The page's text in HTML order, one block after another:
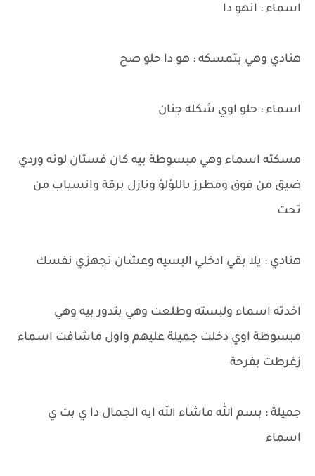
اسماء : انهو دا
هنادي وهي بتمسكه : هو دا حلو صح
اسماء : حلو اوي شكله جنان
مسكته اسماء وهي مبسوطة بيه كان فستان لونه وردي
ضيق من فوق ومطرز باللؤلؤ ونازل برقة وانسياب من
تحت
هنادي : يلا بقي ادخلي البسيه وعشان تجهزي نفسك
اخدته اسماء ولبسته وطلعت وهي بتدور بيه وهي
مبسوطة اوي دخلت جميلة عليهم واول ماشافت اسماء
زغرطت بفرحة
جميلة : بسم الله ماشاء الله ايه الجمال دا ي بت ي
اسماء